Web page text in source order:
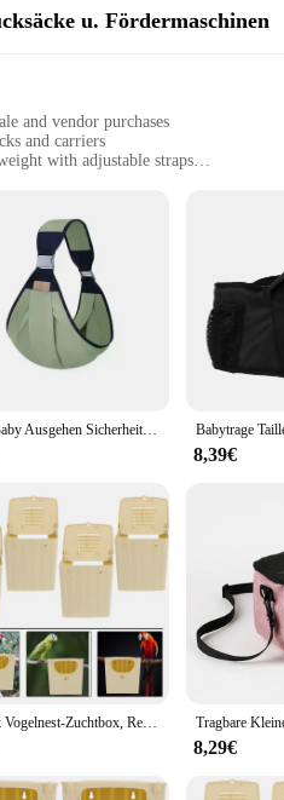
u. Fördermaschinen
and vendor purchases
and carriers
with adjustable straps
stations, and outdoor adventures
and easy to carry with a
are designed to cater to the
for a customized fit for both parents
One**
about convenience; they are also
The material is durable, ensuring
are not just a product; they are
baby travel accessories. The
can travel with confidence, knowing
Neue Baby Ausgehen Sicherheit Träger Einfache Leopard Muster Tragbare Vorne Umarmung Typ Zurück Baby Aus Dem Baby Artefakt Taille Hocker
8,39€
4 Stück Vogelnest-Zuchtbox, Reise-Babyboxen für Vögel, Kunststoff-Nisthaus
8,29€